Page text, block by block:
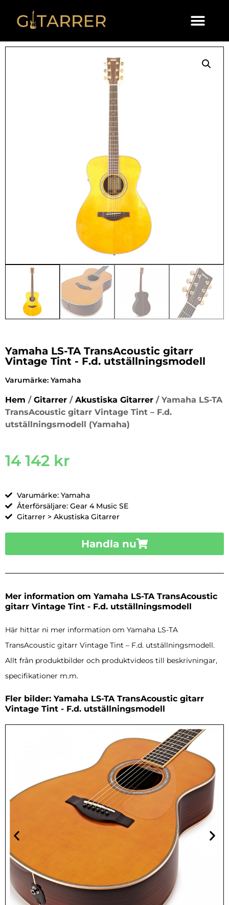
Yamaha LS-TA TransAcoustic gitarr
Vintage Tint - F.d. utställningsmodell
Varumärke: Yamaha
Hem / Gitarrer / Akustiska Gitarrer / Yamaha LS-TA
TransAcoustic gitarr Vintage Tint – F.d.
utställningsmodell (Yamaha)
14 142 kr
Varumärke: Yamaha
Återförsäljare: Gear 4 Music SE
Gitarrer > Akustiska Gitarrer
Handla nu
Mer information om Yamaha LS-TA TransAcoustic
gitarr Vintage Tint - F.d. utställningsmodell
Här hittar ni mer information om Yamaha LS-TA
TransAcoustic gitarr Vintage Tint – F.d. utställningsmodell.
Allt från produktbilder och produktvideos till beskrivningar,
specifikationer m.m.
Fler bilder: Yamaha LS-TA TransAcoustic gitarr
Vintage Tint - F.d. utställningsmodell